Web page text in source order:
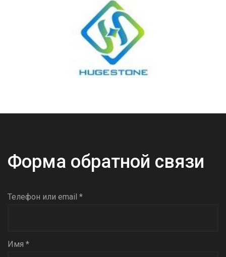
Форма обратной связи
Телефон или email *
Имя *